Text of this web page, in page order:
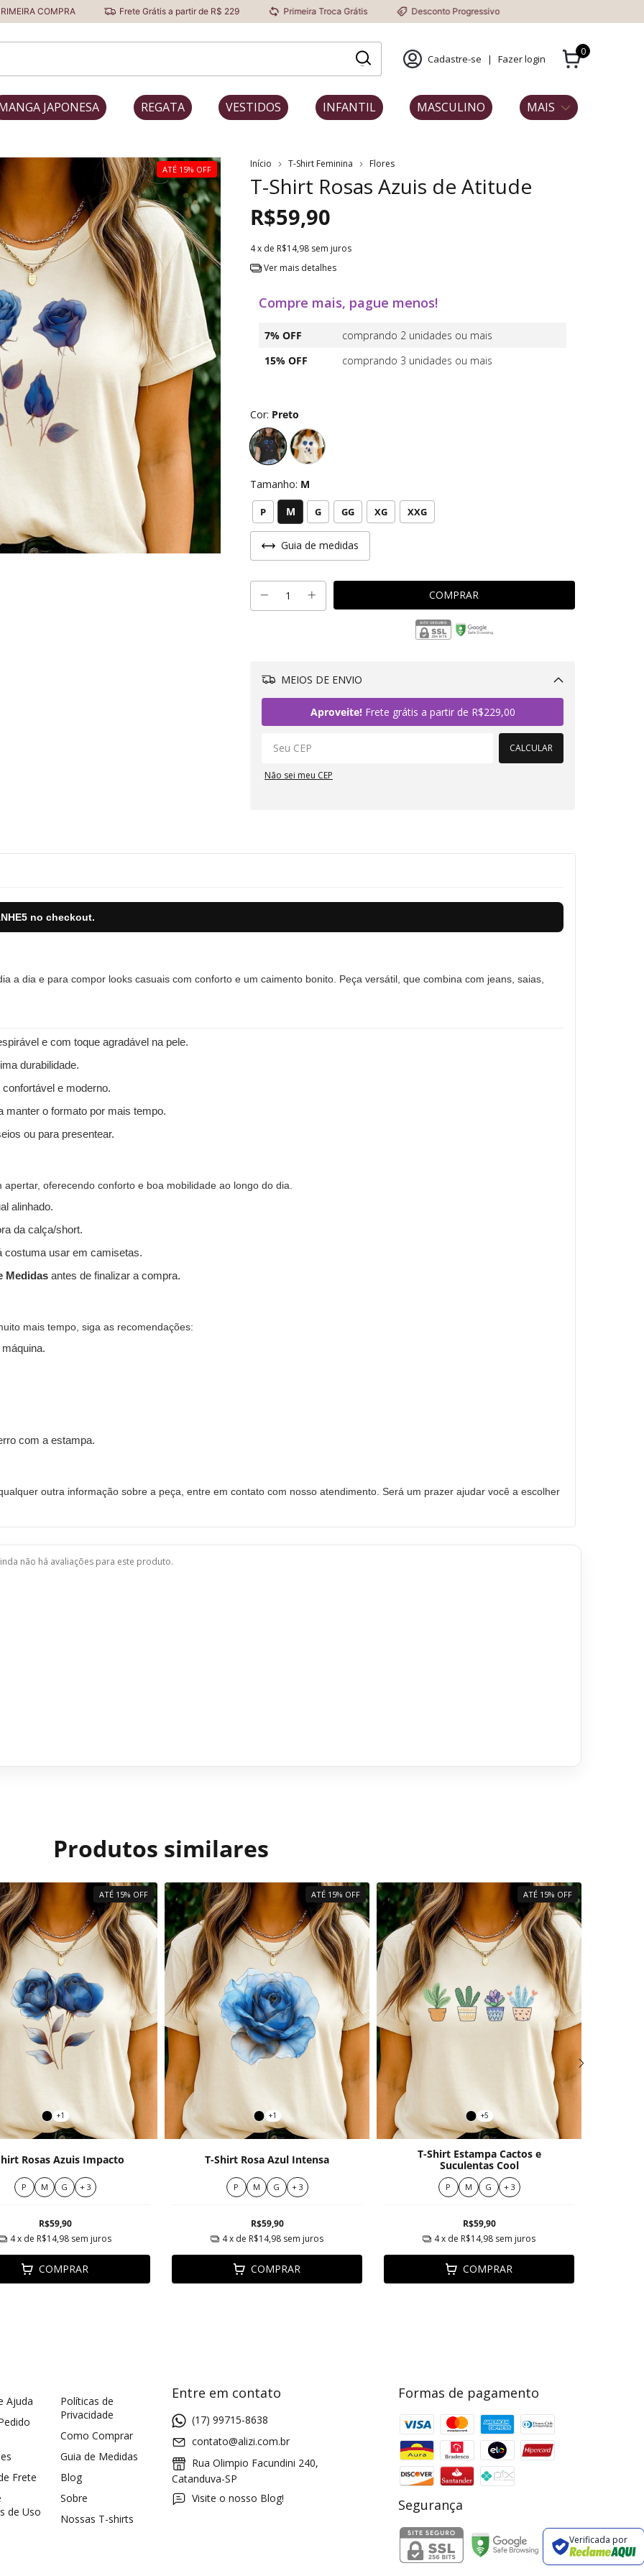
Frete Grátis a partir de R$ 229 Primeira Troca Grátis Desconto Progressivo
Cadastre-se | Fazer login
0
JAPONESA REGATA VESTIDOS INFANTIL MASCULINO MAIS
ATÉ 15% OFF Início T-Shirt Feminina Flores
T-Shirt Rosas Azuis de Atitude
R$59,90
4x de R$14,98 sem juros
Ver mais detalhes
Compre mais, pague menos!
7% OFF
comprando 2 unidades ou mais
15% OFF
comprando 3 unidades ou mais
Cor: Preto
Tamanho: M
P M G GG XG XXG
Guia de medidas
MEIOS DE ENVIO
Aproveite!Frete grátis a partir de R$229,00
CALCULAR
Não sei meu CEP
no checkout.
a dia e para compor looks casuais com conforto e um caimento bonito. Peça versátil, que combina com jeans, saias,
e com toque agradável na pele.
durabilidade.
e moderno.
manter o formato por mais tempo.
ou para presentear.
oferecendo conforto e boa mobilidade ao longo do dia.
alinhado.
da calça/short.
costuma usar em camisetas.
Medidas antes de finalizar a compra.
mais tempo, siga as recomendações:
com a estampa.
outra informação sobre a peça, entre em contato com nosso atendimento. Será um prazer ajudar você a escolher
não há avaliações para este produto.
Produtos similares
ATÉ 15% OFF
+1
Rosas Azuis Impacto
P M G + 3
R$59,90
4x de R$14,98 sem juros
COMPRAR
ATÉ 15% OFF
+1
T-Shirt Rosa Azul Intensa
P M G + 3
R$59,90
4x de R$14,98 sem juros
COMPRAR
ATÉ 15% OFF
+5
T-Shirt Estampa Cactos e
Suculentas Cool
P M G + 3
R$59,90
4x de R$14,98 sem juros
COMPRAR
Ajuda
Frete
de Uso
Políticas de
Privacidade
Como Comprar
Guia de Medidas
Blog
Sobre
Nossas T-shirts
Entre em contato
(17) 99715-8638
contato@alizi.com.br
Rua Olimpio Facundini 240,
Catanduva-SP
Visite o nosso Blog!
Formas de pagamento
Segurança
Verificada por